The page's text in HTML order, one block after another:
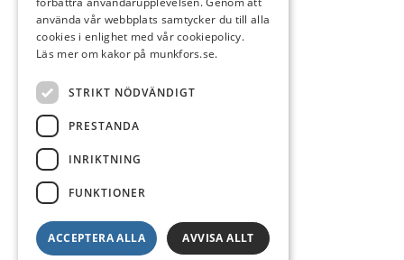
använda vår webbplats samtycker du till alla
cookies i enlighet med vår cookiepolicy.
Läs mer om kakor på munkfors.se.
STRIKT NÖDVÄNDIGT
PRESTANDA
INRIKTNING
FUNKTIONER
ACCEPTERA ALLA AVVISA ALLT